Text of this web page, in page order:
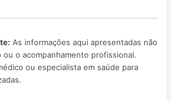
As informações aqui apresentadas não
ou o acompanhamento profissional.
ou especialista em saúde para